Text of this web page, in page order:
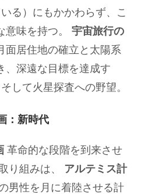
る）にもかかわらず、こ
意味を持つ。 宇宙旅行の
面居住地の確立と太陽系
、深遠な目標を達成す
そして火星探査への野望。
：新時代
革命的な段階を到来させ
り組みは、 アルテミス計
男性を月に着陸させる計